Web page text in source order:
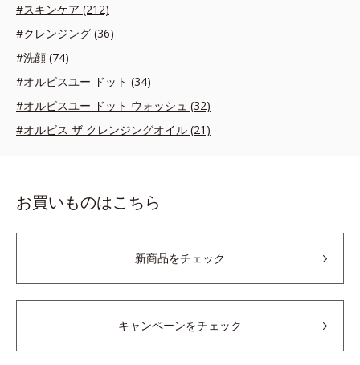
#スキンケア (212)
#クレンジング (36)
#洗顔 (74)
#オルビスユー ドット (34)
#オルビスユー ドット ウォッシュ (32)
#オルビス ザ クレンジングオイル (21)
お買いものはこちら
新商品をチェック
キャンペーンをチェック